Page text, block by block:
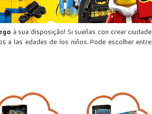
à sua disposição! Si sueñas con crear
las edades de los niños. Pode escolher